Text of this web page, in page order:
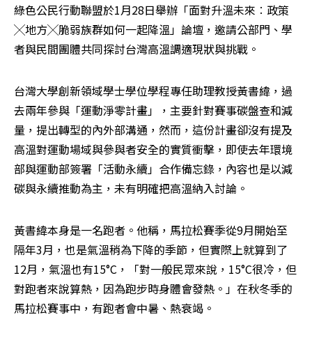
綠色公民行動聯盟於1月28日舉辦「面對升溫未來︰政策
╳地方╳脆弱族群如何一起降溫」論壇，邀請公部門、學
者與民間團體共同探討台灣高溫調適現狀與挑戰。
台灣大學創新領域學士學位學程專任助理教授黃書緯，過
去兩年參與「運動淨零計畫」，主要針對賽事碳盤查和減
量，提出轉型的內外部溝通，然而，這份計畫卻沒有提及
高溫對運動場域與參與者安全的實質衝擊，即使去年環境
部與運動部簽署「活動永續」合作備忘錄，內容也是以減
碳與永續推動為主，未有明確把高溫納入討論。
黃書緯本身是一名跑者。他稱，馬拉松賽季從9月開始至
隔年3月，也是氣溫稍為下降的季節，但實際上就算到了
12月，氣溫也有15°C，「對一般民眾來說，15°C很冷，但
對跑者來說算熱，因為跑步時身體會發熱。」在秋冬季的
馬拉松賽事中，有跑者會中暑、熱衰竭。